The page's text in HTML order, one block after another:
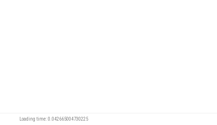
Loading time: 0.042665004730225